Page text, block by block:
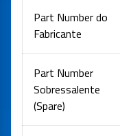
Part Number do
Fabricante
Part Number
Sobressalente
(Spare)